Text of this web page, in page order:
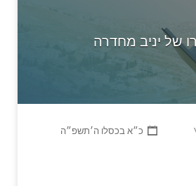
של יניב מחדרה
כ״א בכסלו ה׳תשפ״ה